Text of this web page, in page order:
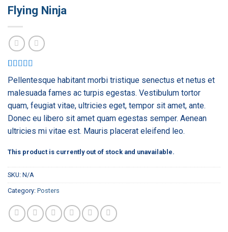
Flying Ninja
Rated
4.17out
of 5 based
6
customer
ratings
Pellentesque habitant morbi tristique senectus et netus et
malesuada fames ac turpis egestas. Vestibulum tortor
quam, feugiat vitae, ultricies eget, tempor sit amet, ante.
Donec eu libero sit amet quam egestas semper. Aenean
ultricies mi vitae est. Mauris placerat eleifend leo.
This product is currently out of stock and unavailable.
SKU: N/A
Category: Posters